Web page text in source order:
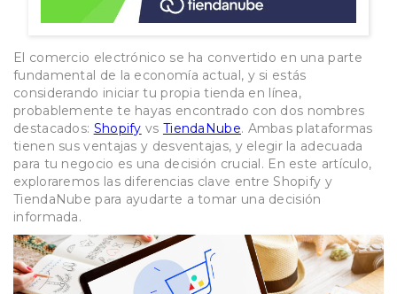
El comercio electrónico se ha convertido en una parte
fundamental de la economía actual, y si estás
considerando iniciar tu propia tienda en línea,
probablemente te hayas encontrado con dos nombres
destacados: Shopify vs TiendaNube. Ambas plataformas
tienen sus ventajas y desventajas, y elegir la adecuada
para tu negocio es una decisión crucial. En este artículo,
exploraremos las diferencias clave entre Shopify y
TiendaNube para ayudarte a tomar una decisión
informada.